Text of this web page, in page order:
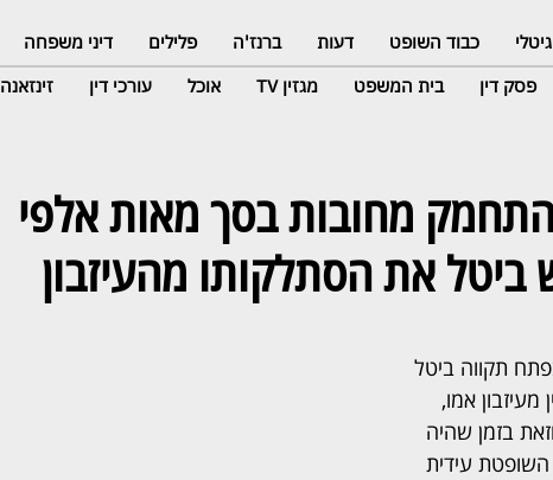
כבוד השופט דעות ברנז'ה פלילים דיני משפחה
פסק דין בית המשפט מגזין TV אוכל עורכי דין זינזאנה
מחובות בסך מאות אלפי
את הסתלקותו מהעיזבון
תקווה ביטל
אמו,
בזמן שהיה
השופטת עידית